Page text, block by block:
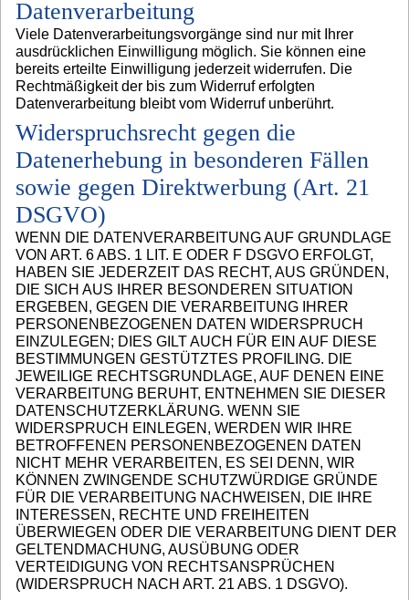
Datenverarbeitung
Viele Datenverarbeitungsvorgänge sind nur mit Ihrer
ausdrücklichen Einwilligung möglich. Sie können eine
bereits erteilte Einwilligung jederzeit widerrufen. Die
Rechtmäßigkeit der bis zum Widerruf erfolgten
Datenverarbeitung bleibt vom Widerruf unberührt.
Widerspruchsrecht gegen die
Datenerhebung in besonderen Fällen
sowie gegen Direktwerbung (Art. 21
DSGVO)
WENN DIE DATENVERARBEITUNG AUF GRUNDLAGE
VON ART. 6 ABS. 1 LIT. E ODER F DSGVO ERFOLGT,
HABEN SIE JEDERZEIT DAS RECHT, AUS GRÜNDEN,
DIE SICH AUS IHRER BESONDEREN SITUATION
ERGEBEN, GEGEN DIE VERARBEITUNG IHRER
PERSONENBEZOGENEN DATEN WIDERSPRUCH
EINZULEGEN; DIES GILT AUCH FÜR EIN AUF DIESE
BESTIMMUNGEN GESTÜTZTES PROFILING. DIE
JEWEILIGE RECHTSGRUNDLAGE, AUF DENEN EINE
VERARBEITUNG BERUHT, ENTNEHMEN SIE DIESER
DATENSCHUTZERKLÄRUNG. WENN SIE
WIDERSPRUCH EINLEGEN, WERDEN WIR IHRE
BETROFFENEN PERSONENBEZOGENEN DATEN
NICHT MEHR VERARBEITEN, ES SEI DENN, WIR
KÖNNEN ZWINGENDE SCHUTZWÜRDIGE GRÜNDE
FÜR DIE VERARBEITUNG NACHWEISEN, DIE IHRE
INTERESSEN, RECHTE UND FREIHEITEN
ÜBERWIEGEN ODER DIE VERARBEITUNG DIENT DER
GELTENDMACHUNG, AUSÜBUNG ODER
VERTEIDIGUNG VON RECHTSANSPRÜCHEN
(WIDERSPRUCH NACH ART. 21 ABS. 1 DSGVO).